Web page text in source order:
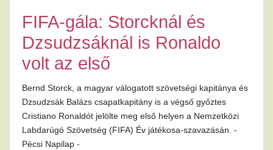
FIFA-gála: Storcknál és
Dzsudzsáknál is Ronaldo
volt az első
Bernd Storck, a magyar válogatott szövetségi kapitánya és
Dzsudzsák Balázs csapatkapitány is a végső győztes
Cristiano Ronaldót jelölte meg első helyen a Nemzetközi
Labdarúgó Szövetség (FIFA) Év játékosa-szavazásán. -
Pécsi Napilap -